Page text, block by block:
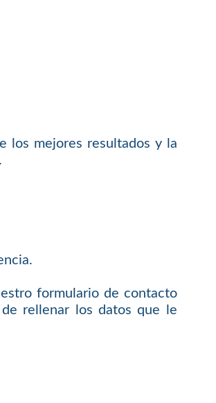
los mejores resultados y la
formulario de contacto
rellenar los datos que le